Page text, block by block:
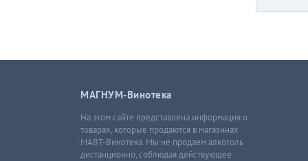
МАГНУМ-Винотека
На этом сайте представлена информация о
товарах, которые продаются в магазинах
МАВТ-Винотека. Мы не продаем алкоголь
дистанционно, соблюдая действующее